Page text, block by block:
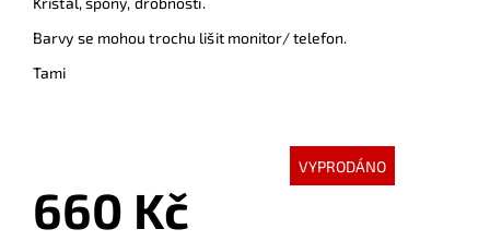
Barvy se mohou trochu lišit monitor/ telefon.
Tami
VYPRODÁNO
660 Kč